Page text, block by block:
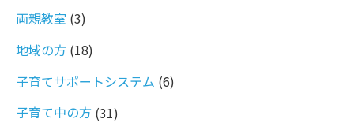
両親教室 (3)
地域の方 (18)
子育てサポートシステム (6)
子育て中の方 (31)